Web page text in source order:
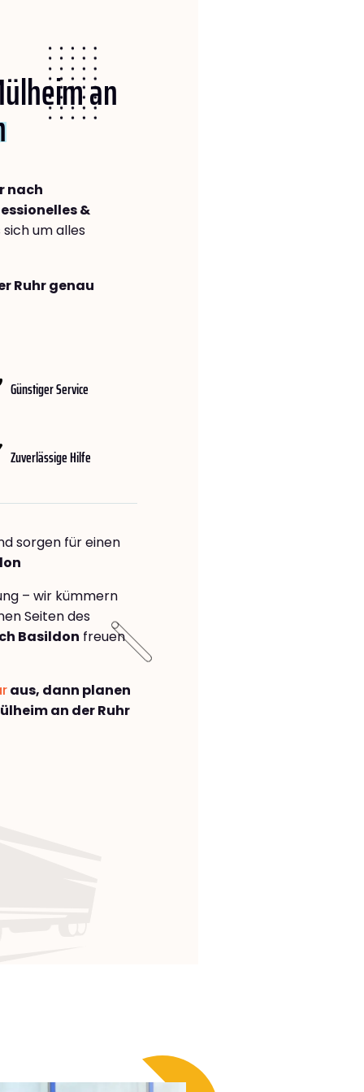
an
nach
&
sich um alles
Ruhr genau
Günstiger Service
Zuverlässige Hilfe
sorgen für einen
– wir kümmern
Seiten des
Basildon freuen
aus, dann planen
an der Ruhr